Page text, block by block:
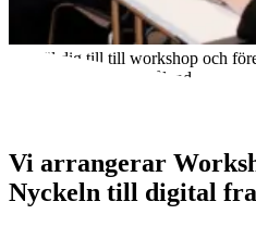
Anmäl dig till till workshop och
Foto: Destination Småland
Anmäl dig till till workshop och
Vi arrangerar
Nyckeln till digital